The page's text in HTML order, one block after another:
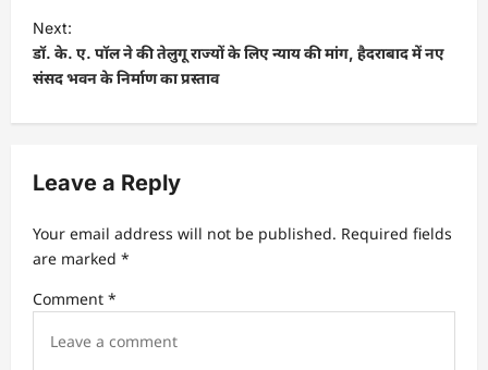
s
t
n
a
i
a
i
Next:
डॉ. के. ए. पॉल ने की तेलुगू राज्यों के लिए न्याय की मांग, हैदराबाद में नए
संसद भवन के निर्माण का प्रस्ताव
Leave a Reply
Your email address will not be published. Required fields
are marked *
Comment *